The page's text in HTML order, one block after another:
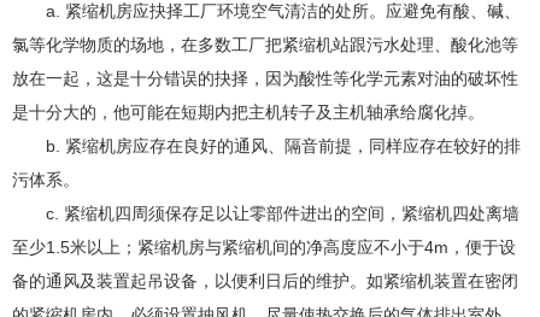
a. 紧缩机房应抉择工厂环境空气清洁的处所。应避免有酸、碱、
氯等化学物质的场地，在多数工厂把紧缩机站跟污水处理、酸化池等
放在一起，这是十分错误的抉择，因为酸性等化学元素对油的破坏性
是十分大的，他可能在短期内把主机转子及主机轴承给腐化掉。
b. 紧缩机房应存在良好的通风、隔音前提，同样应存在较好的排
污体系。
c. 紧缩机四周须保存足以让零部件进出的空间，紧缩机四处离墙
至少1.5米以上；紧缩机房与紧缩机间的净高度应不小于4m，便于设
备的通风及装置起吊设备，以便利日后的维护。如紧缩机装置在密闭